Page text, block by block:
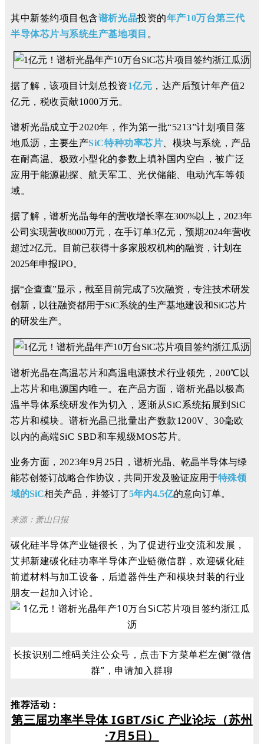
其中新签约项目包含谱析光晶投资的年产10万台第三代
半导体芯片与系统生产基地项目 。
据了解，该项目计划总投资1亿元 ，达产后预计年产值2
亿元，税收贡献1000万元。
谱析光晶成立于2020年， 作为第一批“5213”计划项目落
地瓜沥，主要生产SiC特种功率芯片 、模块与系统，产品
在耐高温、极致小型化的参数上填补国内空白，被广泛
应用于能源勘探、航天军工、光伏储能、电动汽车等领
域。
据了解，谱析光晶每年的营收增长率在300%以上，2023年
公司实现营收8000万元，在手订单3亿元，预期2024年营收
超过2亿元。目前已获得十多家股权机构的融资，计划在
2025年申报IPO。
据“企查查”显示，截至目前完成了5次融资，专注技术研发
创新，以往融资都用于SiC系统的生产基地建设和SiC芯片
的研发生产。
谱析光晶在高温芯片和高温电源技术行业领先，200℃以
上芯片和电源国内唯一。 在产品方面，谱析光晶以极高
温半导体系统研发作为切入，逐渐从SiC系统拓 展到 SiC
芯片和模块。谱析光晶已批量出产数款1200V、30毫欧
以内的高端SiC SBD和车规级MOS芯片。
业务方面，2023年9月25日，谱析光晶、乾晶半导体与绿
能芯创签订战略合作协议，共同开发及验证应用于特殊领
域的SiC相关产品，并签订了5年内4.5亿的意向订单。
来源：萧山日报
碳化硅半导体产业链很长，为了促进行业交流和发展，
艾邦新建碳化硅功率半导体产业链微信群，欢迎碳化硅
前道材料与加工设备，后道器件生产和模块封装的行业
朋友一起加入讨论。
长按识别二维码关注公众号，点击下方菜单栏左侧“微信
群”，申请加入群聊
推荐活动 ：
第三届功率半导体 IGBT/SiC 产业论坛（苏州
·7月5日）